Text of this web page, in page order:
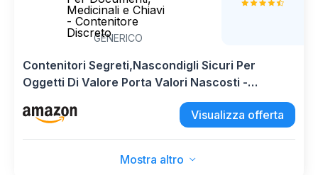
Medicinali e Chiavi
- Contenitore
DiscretoGENERICO
Contenitori Segreti,Nascondigli Sicuri Per
Oggetti Di Valore Porta Valori Nascosti -
Scomparto Antifurto Portatile Per Documenti,
Medicinali e Chiavi - Contenitore Discreto
Visualizza offerta
Mostra altro